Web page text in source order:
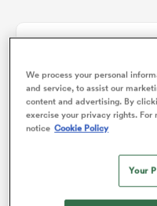
We process your personal
and service, to assist our
content and advertising. By
exercise your privacy rights.
notice Cookie Policy
Your